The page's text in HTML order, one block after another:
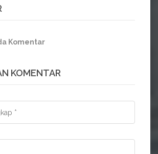
Komentar
KOMENTAR